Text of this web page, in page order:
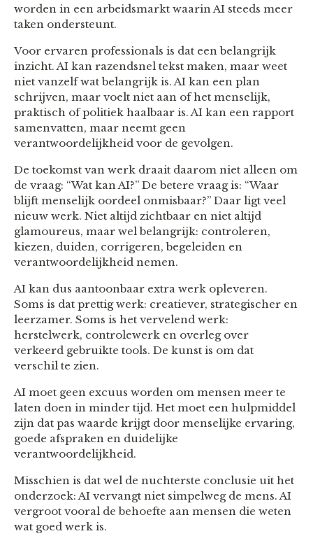
worden in een arbeidsmarkt waarin AI steeds meer
taken ondersteunt.
Voor ervaren professionals is dat een belangrijk
inzicht. AI kan razendsnel tekst maken, maar weet
niet vanzelf wat belangrijk is. AI kan een plan
schrijven, maar voelt niet aan of het menselijk,
praktisch of politiek haalbaar is. AI kan een rapport
samenvatten, maar neemt geen
verantwoordelijkheid voor de gevolgen.
De toekomst van werk draait daarom niet alleen om
de vraag: “Wat kan AI?” De betere vraag is: “Waar
blijft menselijk oordeel onmisbaar?” Daar ligt veel
nieuw werk. Niet altijd zichtbaar en niet altijd
glamoureus, maar wel belangrijk: controleren,
kiezen, duiden, corrigeren, begeleiden en
verantwoordelijkheid nemen.
AI kan dus aantoonbaar extra werk opleveren.
Soms is dat prettig werk: creatiever, strategischer en
leerzamer. Soms is het vervelend werk:
herstelwerk, controlewerk en overleg over
verkeerd gebruikte tools. De kunst is om dat
verschil te zien.
AI moet geen excuus worden om mensen meer te
laten doen in minder tijd. Het moet een hulpmiddel
zijn dat pas waarde krijgt door menselijke ervaring,
goede afspraken en duidelijke
verantwoordelijkheid.
Misschien is dat wel de nuchterste conclusie uit het
onderzoek: AI vervangt niet simpelweg de mens. AI
vergroot vooral de behoefte aan mensen die weten
wat goed werk is.